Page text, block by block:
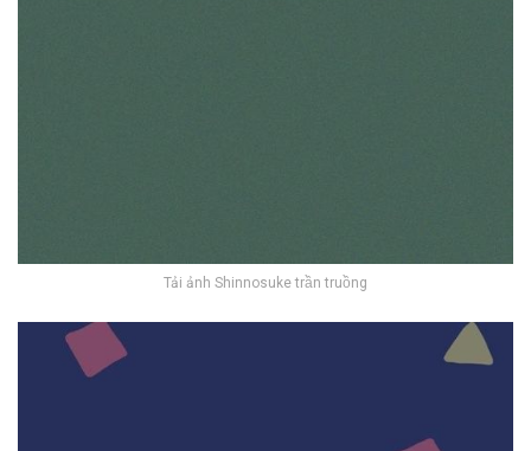
Tải ảnh Shinnosuke trần truồng